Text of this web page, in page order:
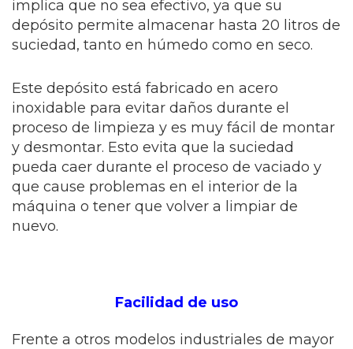
implica que no sea efectivo, ya que su
depósito permite almacenar hasta 20 litros de
suciedad, tanto en húmedo como en seco.
Este depósito está fabricado en acero
inoxidable para evitar daños durante el
proceso de limpieza y es muy fácil de montar
y desmontar. Esto evita que la suciedad
pueda caer durante el proceso de vaciado y
que cause problemas en el interior de la
máquina o tener que volver a limpiar de
nuevo.
Facilidad de uso
Frente a otros modelos industriales de mayor